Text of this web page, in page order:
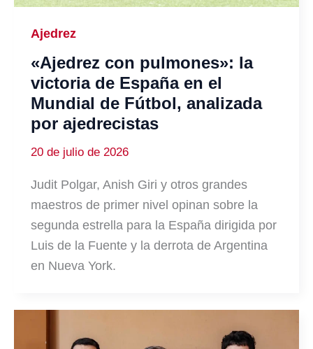
Ajedrez
«Ajedrez con pulmones»: la
victoria de España en el
Mundial de Fútbol, analizada
por ajedrecistas
20 de julio de 2026
Judit Polgar, Anish Giri y otros grandes
maestros de primer nivel opinan sobre la
segunda estrella para la España dirigida por
Luis de la Fuente y la derrota de Argentina
en Nueva York.